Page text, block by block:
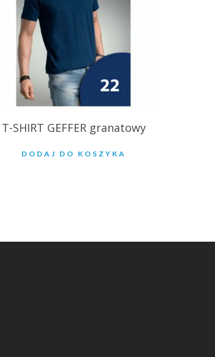
18.59 zł
T-SHIRT GEFFER granatowy
DODAJ DO KOSZYKA